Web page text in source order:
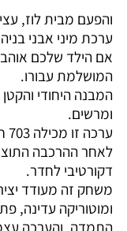
והפעם מבית לוז,
ערכת מיני אבני
אם הילד שלכם
המושלמת עבורו.
המבנה היחודי
ומרשים.
ערכה זו מכילה 703 חלקים של הנאה צרופה.
לאחר ההרכבה
דקורטיבי לחדר.
משחק זה מעודד
ומוטוריקה עדינה,
התמדה, והערכה